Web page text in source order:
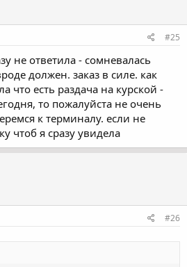
#25
не ответила - сомневалась
должен. заказ в силе. как
что есть раздача на курской -
то пожалуйста не очень
к терминалу. если не
чтоб я сразу увидела
#26